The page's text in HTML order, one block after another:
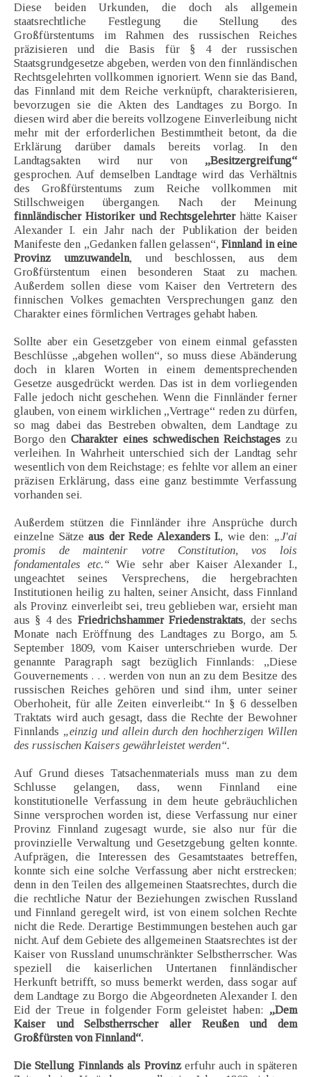
Diese beiden Urkunden, die doch als allgemein
staatsrechtliche Festlegung die Stellung des
Großfürstentums im Rahmen des russischen Reiches
präzisieren und die Basis für § 4 der russischen
Staatsgrundgesetze abgeben, werden von den finnländischen
Rechtsgelehrten vollkommen ignoriert. Wenn sie das Band,
das Finnland mit dem Reiche verknüpft, charakterisieren,
bevorzugen sie die Akten des Landtages zu Borgo. In
diesen wird aber die bereits vollzogene Einverleibung nicht
mehr mit der erforderlichen Bestimmtheit betont, da die
Erklärung darüber damals bereits vorlag. In den
Landtagsakten wird nur von „Besitzergreifung“
gesprochen. Auf demselben Landtage wird das Verhältnis
des Großfürstentums zum Reiche vollkommen mit
Stillschweigen übergangen. Nach der Meinung
finnländischer Historiker und Rechtsgelehrterhätte Kaiser
Alexander I. ein Jahr nach der Publikation der beiden
Manifeste den „Gedanken fallen gelassen“,Finnland in eine
Provinz umzuwandeln, und beschlossen, aus dem
Großfürstentum einen besonderen Staat zu machen.
Außerdem sollen diese vom Kaiser den Vertretern des
finnischen Volkes gemachten Versprechungen ganz den
Charakter eines förmlichen Vertrages gehabt haben.
Sollte aber ein Gesetzgeber von einem einmal gefassten
Beschlüsse „abgehen wollen“, so muss diese Abänderung
doch in klaren Worten in einem dementsprechenden
Gesetze ausgedrückt werden. Das ist in dem vorliegenden
Falle jedoch nicht geschehen. Wenn die Finnländer ferner
glauben, von einem wirklichen „Vertrage“ reden zu dürfen,
so mag dabei das Bestreben obwalten, dem Landtage zu
Borgo denCharakter eines schwedischen Reichstageszu
verleihen. In Wahrheit unterschied sich der Landtag sehr
wesentlich von dem Reichstage; es fehlte vor allem an einer
präzisen Erklärung, dass eine ganz bestimmte Verfassung
vorhanden sei.
Außerdem stützen die Finnländer ihre Ansprüche durch
einzelne Sätzeaus der Rede Alexanders I., wie den: „J'ai
promis de maintenir votre Constitution, vos lois
fondamentales etc.“Wie sehr aber Kaiser Alexander I.,
ungeachtet seines Versprechens, die hergebrachten
Institutionen heilig zu halten, seiner Ansicht, dass Finnland
als Provinz einverleibt sei, treu geblieben war, ersieht man
aus § 4 des Friedrichshammer Friedenstraktats, der sechs
Monate nach Eröffnung des Landtages zu Borgo, am 5.
September 1809, vom Kaiser unterschrieben wurde. Der
genannte Paragraph sagt bezüglich Finnlands: „Diese
Gouvernements . . . werden von nun an zu dem Besitze des
russischen Reiches gehören und sind ihm, unter seiner
Oberhoheit, für alle Zeiten einverleibt.“ In § 6 desselben
Traktats wird auch gesagt, dass die Rechte der Bewohner
Finnlands „einzig und allein durch den hochherzigen Willen
des russischen Kaisers gewährleistet werden“.
Auf Grund dieses Tatsachenmaterials muss man zu dem
Schlusse gelangen, dass, wenn Finnland eine
konstitutionelle Verfassung in dem heute gebräuchlichen
Sinne versprochen worden ist, diese Verfassung nur einer
Provinz Finnland zugesagt wurde, sie also nur für die
provinzielle Verwaltung und Gesetzgebung gelten konnte.
Aufprägen, die Interessen des Gesamtstaates betreffen,
konnte sich eine solche Verfassung aber nicht erstrecken;
denn in den Teilen des allgemeinen Staatsrechtes, durch die
die rechtliche Natur der Beziehungen zwischen Russland
und Finnland geregelt wird, ist von einem solchen Rechte
nicht die Rede. Derartige Bestimmungen bestehen auch gar
nicht. Auf dem Gebiete des allgemeinen Staatsrechtes ist der
Kaiser von Russland unumschränkter Selbstherrscher. Was
speziell die kaiserlichen Untertanen finnländischer
Herkunft betrifft, so muss bemerkt werden, dass sogar auf
dem Landtage zu Borgo die Abgeordneten Alexander I. den
Eid der Treue in folgender Form geleistet haben: „Dem
Kaiser und Selbstherrscher aller Reußen und dem
Großfürsten von Finnland“.
Die Stellung Finnlands als Provinzerfuhr auch in späteren